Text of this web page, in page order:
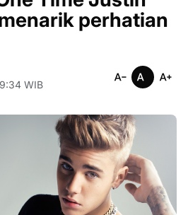
perhatian
WIB